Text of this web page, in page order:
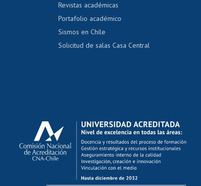
y violencia
Revistas académicas
Portafolio académico
Sismos en Chile
Solicitud de salas Casa Central